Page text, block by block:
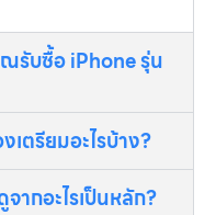
รับซื้อ iPhone รุ่น
เตรียมอะไรบ้าง?
ากอะไรเป็นหลัก?